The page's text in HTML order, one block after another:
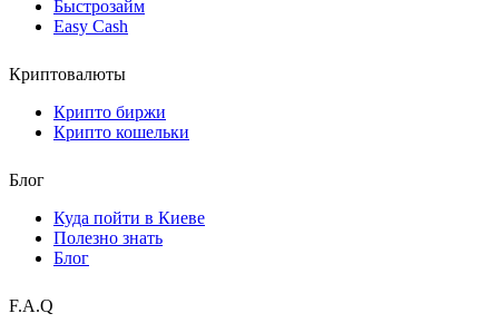
Быстрозайм
Easy Cash
Криптовалюты
Крипто биржи
Крипто кошельки
Блог
Куда пойти в Киеве
Полезно знать
Блог
F.A.Q